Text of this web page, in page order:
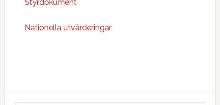
Styrdokument
Nationella utvärderingar